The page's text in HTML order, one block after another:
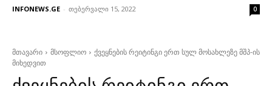
INFONEWS.GE - თებერვალი 15, 2022 0